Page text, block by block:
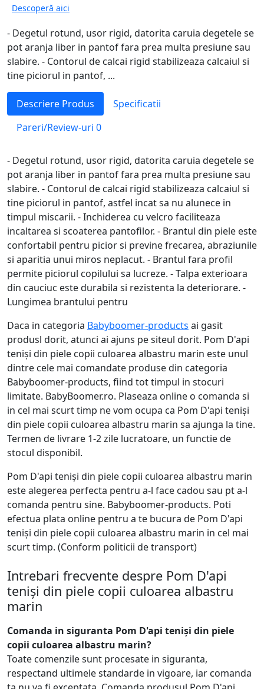
Descoperă aici
- Degetul rotund, usor rigid, datorita caruia degetele se
pot aranja liber in pantof fara prea multa presiune sau
slabire. - Contorul de calcai rigid stabilizeaza calcaiul si
tine piciorul in pantof, ...
Descriere Produs
Specificatii
Pareri/Review-uri 0
- Degetul rotund, usor rigid, datorita caruia degetele se
pot aranja liber in pantof fara prea multa presiune sau
slabire. - Contorul de calcai rigid stabilizeaza calcaiul si
tine piciorul in pantof, astfel incat sa nu alunece in
timpul miscarii. - Inchiderea cu velcro faciliteaza
incaltarea si scoaterea pantofilor. - Brantul din piele este
confortabil pentru picior si previne frecarea, abraziunile
si aparitia unui miros neplacut. - Brantul fara profil
permite piciorul copilului sa lucreze. - Talpa exterioara
din cauciuc este durabila si rezistenta la deteriorare. -
Lungimea brantului pentru
Daca in categoria Babyboomer-products ai gasit
produsl dorit, atunci ai ajuns pe siteul dorit. Pom D'api
teniși din piele copii culoarea albastru marin este unul
dintre cele mai comandate produse din categoria
Babyboomer-products, fiind tot timpul in stocuri
limitate. BabyBoomer.ro. Plaseaza online o comanda si
in cel mai scurt timp ne vom ocupa ca Pom D'api teniși
din piele copii culoarea albastru marin sa ajunga la tine.
Termen de livrare 1-2 zile lucratoare, un functie de
stocul disponibil.
Pom D'api teniși din piele copii culoarea albastru marin
este alegerea perfecta pentru a-l face cadou sau pt a-l
comanda pentru sine. Babyboomer-products. Poti
efectua plata online pentru a te bucura de Pom D'api
teniși din piele copii culoarea albastru marin in cel mai
scurt timp. (Conform politicii de transport)
Intrebari frecvente despre Pom D'api
teniși din piele copii culoarea albastru
marin
Comanda in siguranta Pom D'api teniși din piele
copii culoarea albastru marin?
Toate comenzile sunt procesate in siguranta,
respectand ultimele standarde in vigoare, iar comanda